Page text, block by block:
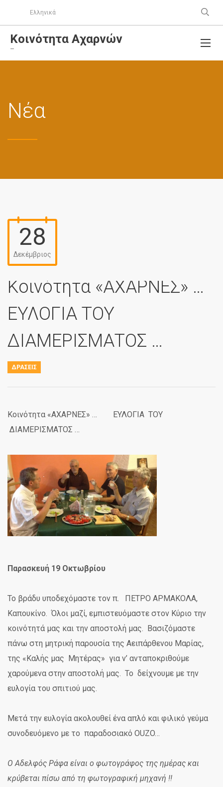
Ελληνικά
Κοινότητα Αχαρνών
–
Νέα
28
Δεκέμβριος
Κοινότητα «ΑΧΑΡΝΕΣ» …
ΕΥΛΟΓΙΑ ΤΟΥ
ΔΙΑΜΕΡΙΣΜΑΤΟΣ …
ΔΡΆΣΕΙΣ
Κοινότητα «ΑΧΑΡΝΕΣ» … ΕΥΛΟΓΙΑ ΤΟΥ
ΔΙΑΜΕΡΙΣΜΑΤΟΣ …
Παρασκευή 19 Οκτωβρίου
Το βράδυ υποδεχόμαστε τον π. ΠΕΤΡΟ ΑΡΜΑΚΟΛΑ,
Καπουκίνο. Όλοι μαζί, εμπιστευόμαστε στον Κύριο την
κοινότητά μας και την αποστολή μας. Βασιζόμαστε
πάνω στη μητρική παρουσία της Αειπάρθενου Μαρίας,
της «Καλής μας Μητέρας» για ν’ ανταποκριθούμε
χαρούμενα στην αποστολή μας. Το δείχνουμε με την
ευλογία του σπιτιού μας.
Μετά την ευλογία ακολουθεί ένα απλό και φιλικό γεύμα
συνοδευόμενο με το παραδοσιακό OUZO…
Ο Αδελφός Ράφα είναι ο φωτογράφος της ημέρας και
κρύβεται πίσω από τη φωτογραφική μηχανή !!